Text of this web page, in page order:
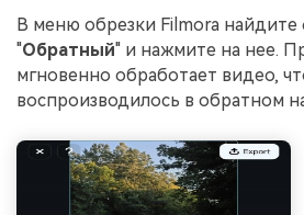
В меню обрезки Filmora
"Обратный" и нажмите на нее.
мгновенно обработает видео,
воспроизводилось в обратном